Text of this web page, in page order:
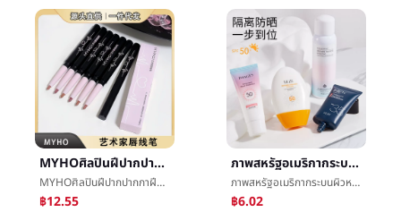
MYHOศิลปินฝีปากปากกาฝีปากปากกาหนึ่งเค้าโครงสามมิติเต็มฝีปากชนิดนักเรียนมังสวิรัติสีหญิงลิปสติกฝีปากปากกา
MYHOศิลปินฝีปากปากกาฝีปากปากกาหนึ่งเค้าโครงสามมิติเต็มฝีปากชนิดนักเรียนมังสวิรัติสีหญิงลิปสติกฝีปากปากกา
฿12.55
ภาพสหรัฐอเมริกากระบนผิวหน้าครีมกันแดดการเสริมกำลังให้ความชุ่มชื้นบางความเหงาสเปรย์นมต่อต้านอัลตราไวโอเลต
ภาพสหรัฐอเมริกากระบนผิวหน้าครีมกันแดดการเสริมกำลังให้ความชุ่มชื้นบางความเหงาสเปรย์นมต่อต้านอัลตราไวโอเลต
฿6.02